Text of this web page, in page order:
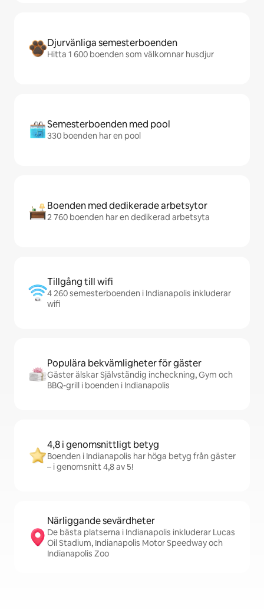
Djurvänliga semesterboenden
Hitta 1 600 boenden som välkomnar husdjur
Semesterboenden med pool
330 boenden har en pool
Boenden med dedikerade arbetsytor
2 760 boenden har en dedikerad arbetsyta
Tillgång till wifi
4 260 semesterboenden i Indianapolis inkluderar
wifi
Populära bekvämligheter för gäster
Gäster älskar Självständig incheckning, Gym och
BBQ-grill i boenden i Indianapolis
4,8 i genomsnittligt betyg
Boenden i Indianapolis har höga betyg från gäster
– i genomsnitt 4,8 av 5!
Närliggande sevärdheter
De bästa platserna i Indianapolis inkluderar Lucas
Oil Stadium, Indianapolis Motor Speedway och
Indianapolis Zoo